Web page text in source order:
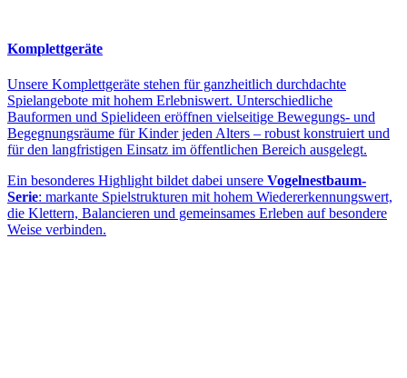
Komplettgeräte
Unsere Komplettgeräte stehen für ganzheitlich durchdachte
Spielangebote mit hohem Erlebniswert. Unterschiedliche
Bauformen und Spielideen eröffnen vielseitige Bewegungs- und
Begegnungsräume für Kinder jeden Alters – robust konstruiert und
für den langfristigen Einsatz im öffentlichen Bereich ausgelegt.
Ein besonderes Highlight bildet dabei unsere Vogelnestbaum-
Serie: markante Spielstrukturen mit hohem Wiedererkennungswert,
die Klettern, Balancieren und gemeinsames Erleben auf besondere
Weise verbinden.